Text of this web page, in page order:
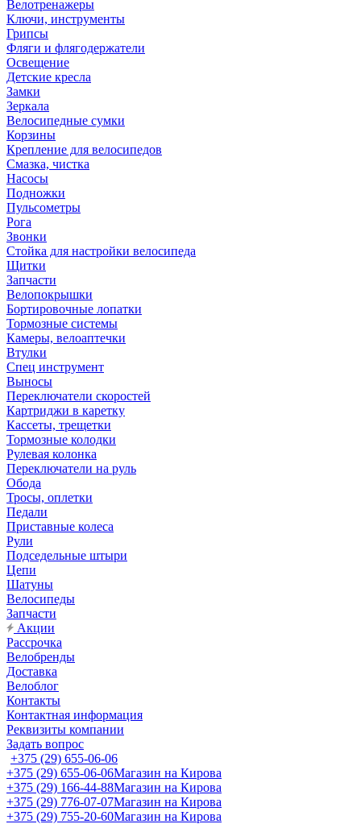
Велотренажеры
Ключи, инструменты
Грипсы
Фляги и флягодержатели
Освещение
Детские кресла
Замки
Зеркала
Велосипедные сумки
Корзины
Крепление для велосипедов
Смазка, чистка
Насосы
Подножки
Пульсометры
Рога
Звонки
Стойка для настройки велосипеда
Щитки
Запчасти
Велопокрышки
Бортировочные лопатки
Тормозные системы
Камеры, велоаптечки
Втулки
Спец инструмент
Выносы
Переключатели скоростей
Картриджи в каретку
Кассеты, трещетки
Тормозные колодки
Рулевая колонка
Переключатели на руль
Обода
Тросы, оплетки
Педали
Приставные колеса
Рули
Подседельные штыри
Цепи
Шатуны
Велосипеды
Запчасти
Акции
Рассрочка
Велобренды
Доставка
Велоблог
Контакты
Контактная информация
Реквизиты компании
Задать вопрос
+375 (29) 655-06-06
+375 (29) 655-06-06Магазин на Кирова
+375 (29) 166-44-88Магазин на Кирова
+375 (29) 776-07-07Магазин на Кирова
+375 (29) 755-20-60Магазин на Кирова